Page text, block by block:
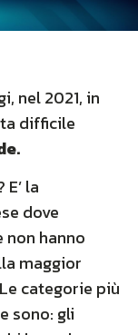
nel 2021, in
difficile
la
dove
hanno
maggior
categorie più
sono: gli